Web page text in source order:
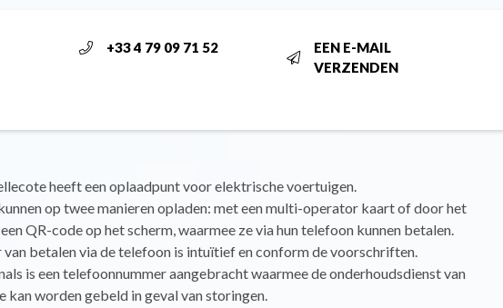
+33 4 79 09 71 52
EEN E-MAIL
VERZENDEN
heeft een oplaadpunt voor elektrische voertuigen.
op twee manieren opladen: met een multi-operator kaart of door het
QR-code op het scherm, waarmee ze via hun telefoon kunnen betalen.
van betalen via de telefoon is intuïtief en conform de voorschriften.
is een telefoonnummer aangebracht waarmee de onderhoudsdienst van
kan worden gebeld in geval van storingen.